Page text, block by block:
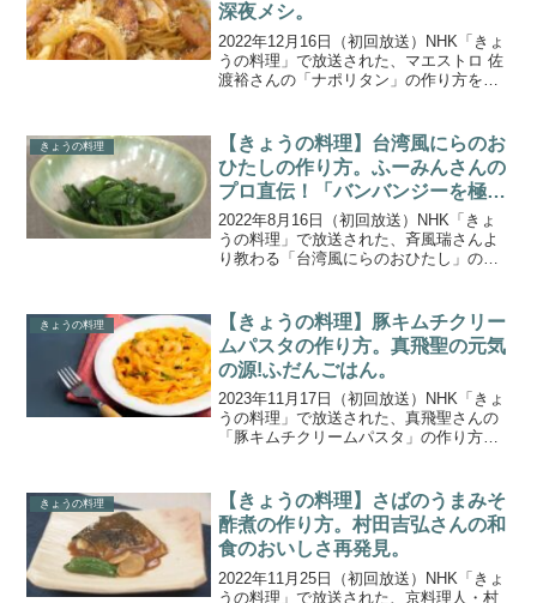
深夜メシ。
2022年12月16日（初回放送）NHK「きょ
うの料理」で放送された、マエストロ 佐
渡裕さんの「ナポリタン」の作り方をご
に没頭するひととき。公演後、深夜に帰
宅して作るこ...
きょうの料理
【きょうの料理】台湾風にらのお
ひたしの作り方。ふーみんさんの
プロ直伝！「バンバンジーを極め
る」
2022年8月16日（初回放送）NHK「きょ
うの料理」で放送された、斉風瑞さんよ
り教わる「台湾風にらのおひたし」の作
るのは、各界の著名人から「ふーみんさ
ん」の愛称で...
きょうの料理
【きょうの料理】豚キムチクリー
ムパスタの作り方。真飛聖の元気
の源!ふだんごはん。
2023年11月17日（初回放送）NHK「きょ
うの料理」で放送された、真飛聖さんの
「豚キムチクリームパスタ」の作り方を
いう俳優の真飛聖(まとぶせい)さんに、豚
バラを使...
きょうの料理
【きょうの料理】さばのうまみそ
酢煮の作り方。村田吉弘さんの和
食のおいしさ再発見。
2022年11月25日（初回放送）NHK「きょ
うの料理」で放送された、京料理人・村